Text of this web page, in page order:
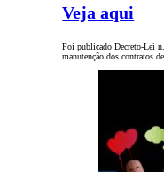
Veja aqui
Foi publicado Decreto-Lei
manutenção dos contratos